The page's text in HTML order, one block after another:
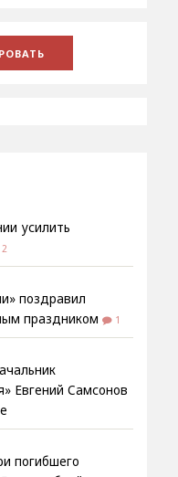
усилить
2
поздравил
праздником
1
Евгений Самсонов
погибшего